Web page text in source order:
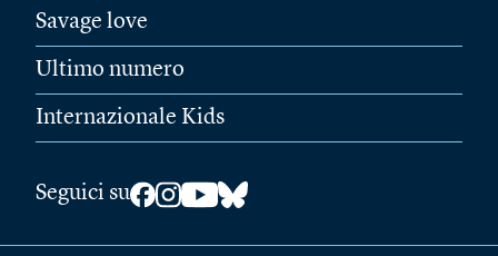
Savage love
Ultimo numero
Internazionale Kids
Seguici su